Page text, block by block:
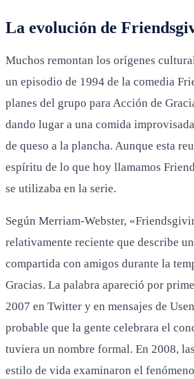
La evolución de
Muchos remontan los orígenes
un episodio de 1994 de la comedia
planes del grupo para Acción de
dando lugar a una comida
de queso a la plancha. Aunque esta
espíritu de lo que hoy llamamos
se utilizaba en la serie.
Según Merriam-Webster,
relativamente reciente que describe
compartida con amigos durante la
Gracias. La palabra apareció por
2007 en Twitter y en mensajes de
probable que la gente celebrara el
tuviera un nombre formal. En 2008,
estilo de vida examinaron el